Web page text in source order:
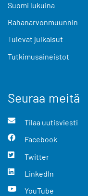
Suomi lukuina
Rahanarvonmuunnin
Tulevat julkaisut
Tutkimusaineistot
Seuraa meitä
Tilaa uutisviesti
Facebook
Twitter
LinkedIn
YouTube